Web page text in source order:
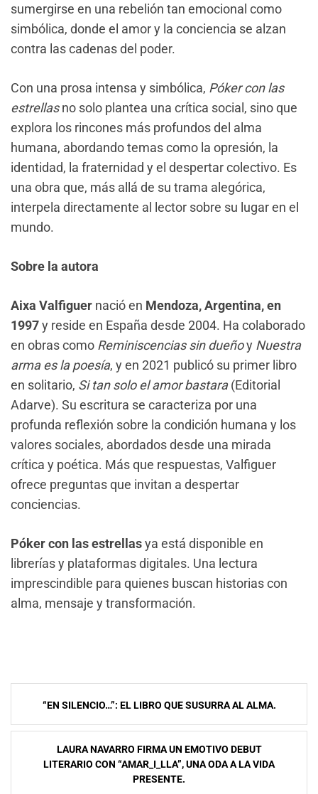
sumergirse en una rebelión tan emocional como
simbólica, donde el amor y la conciencia se alzan
contra las cadenas del poder.
Con una prosa intensa y simbólica, Póker con las
estrellasno solo plantea una crítica social, sino que
explora los rincones más profundos del alma
humana, abordando temas como la opresión, la
identidad, la fraternidad y el despertar colectivo. Es
una obra que, más allá de su trama alegórica,
interpela directamente al lector sobre su lugar en el
mundo.
Sobre la autora
Aixa Valfiguer nació en Mendoza, Argentina, en
1997y reside en España desde 2004. Ha colaborado
en obras como Reminiscencias sin dueñoy Nuestra
arma es la poesía, y en 2021 publicó su primer libro
en solitario, Si tan solo el amor bastara(Editorial
Adarve). Su escritura se caracteriza por una
profunda reflexión sobre la condición humana y los
valores sociales, abordados desde una mirada
crítica y poética. Más que respuestas, Valfiguer
ofrece preguntas que invitan a despertar
conciencias.
Póker con las estrellasya está disponible en
librerías y plataformas digitales. Una lectura
imprescindible para quienes buscan historias con
alma, mensaje y transformación.
Navegación
de
entradas
“EN SILENCIO…”: EL LIBRO QUE SUSURRA AL ALMA.
LAURA NAVARRO FIRMA UN EMOTIVO DEBUT
LITERARIO CON “AMAR_I_LLA”, UNA ODA A LA VIDA
PRESENTE.